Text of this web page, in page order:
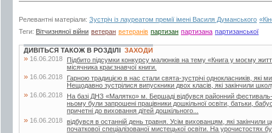
Релевантні матеріали: Зустріч із лауреатом премії імені Василя Думанського
Теги: Вітчизняної війни ветеран ветеранів партизан партизана партизанської
ДИВІТЬСЯ ТАКОЖ В РОЗДІЛІ ЗАХОДИ
» 16.06.2018
Підбито підсумки конкурсу малюнків на тему «Книга у моєму
місячника краєзнавчої книги.
» 16.06.2018
Гарною традицією в нас стали свята-зустрічі однокласників, які
Нещодавно зустрілися випускники двох класів, які закінчили
» 16.06.2018
На базі ДНЗ «Малятко» м. Бершаді відбувся районний
ньому були запрошені працівники дошкільної освіти, батьки,
причетні до виховання дітей дошкільного...
» 16.06.2018 відбувся в останній день травня. Усім вихованцям, які
початкової спеціалізованої мистецької освіти. На урочистостях